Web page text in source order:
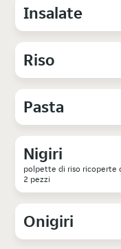
Insalate
Riso
Pasta
Nigiri
polpette di riso ricoperte
2 pezzi
Onigiri